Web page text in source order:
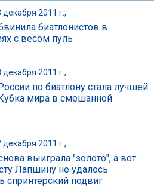
декабря 2011 г.,
биатлонистов в
с весом пуль
декабря 2011 г.,
по биатлону стала лучшей
мира в смешанной
декабря 2011 г.,
выиграла "золото", а вот
Лапшину не удалось
спринтерский подвиг